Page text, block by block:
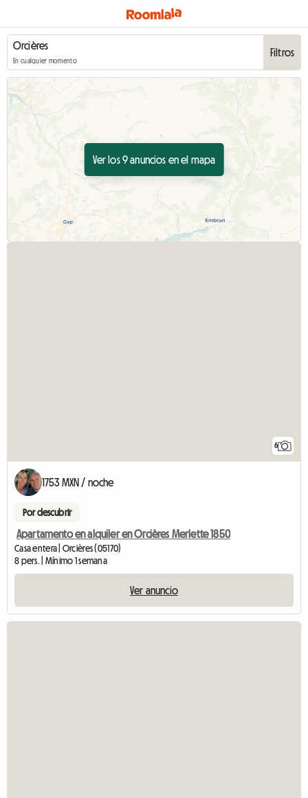
En cualquier momento
Filtros
Ver los 9 anuncios en el mapa
6
1753 MXN / noche
Por descubrir
Apartamento en alquiler en Orcières Merlette 1850
Casa entera | Orcières (05170)
8 pers. | Mínimo 1 semana
Ver anuncio